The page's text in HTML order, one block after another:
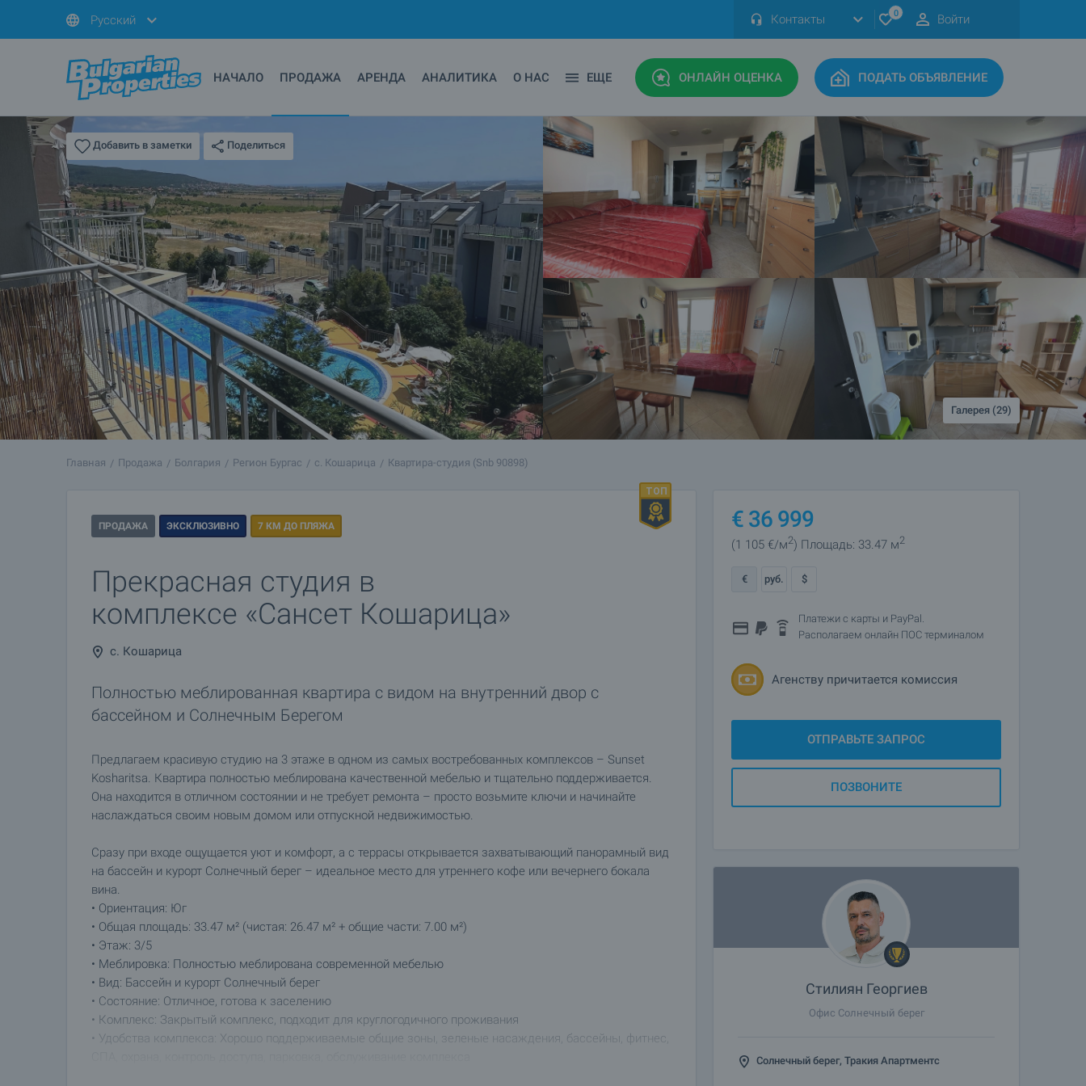
Русский Контакты 0 Войти
НАЧАЛО ПРОДАЖА АРЕНДА АНАЛИТИКА О НАС ЕЩЕ ОНЛАЙН ОЦЕНКА ПОДАТЬ ОБЪЯВЛЕНИЕ
Добавить в заметки Поделиться
Галерея (29)
Главная Продажа Болгария Регион Бургас с. Кошарица Квартира-студия (Snb 90898)
ПРОДАЖА ЭКСКЛЮЗИВНО 7 КМ ДО ПЛЯЖА
Прекрасная студия в
комплексе «Сансет Кошарица»
с. Кошарица
Полностью меблированная квартира с видом на внутренний двор с
бассейном и Солнечным Берегом
Предлагаем красивую студию на 3 этаже в одном из самых востребованных комплексов – Sunset
Kosharitsa. Квартира полностью меблирована качественной мебелью и тщательно поддерживается.
Она находится в отличном состоянии и не требует ремонта – просто возьмите ключи и начинайте
наслаждаться своим новым домом или отпускной недвижимостью.
Сразу при входе ощущается уют и комфорт, а с террасы открывается захватывающий панорамный вид
на бассейн и курорт Солнечный берег – идеальное место для утреннего кофе или вечернего бокала
вина.
• Ориентация: Юг
• Общая площадь: 33.47 м² (чистая: 26.47 м² + общие части: 7.00 м²)
• Этаж: 3/5
• Меблировка: Полностью меблирована современной мебелью
• Вид: Бассейн и курорт Солнечный берег
• Состояние: Отличное, готова к заселению
• Комплекс: Закрытый комплекс, подходит для круглогодичного проживания
• Удобства комплекса: Хорошо поддерживаемые общие зоны, зеленые насаждения, бассейны, фитнес,
€ 36 999
(1 105 €/м2) Площадь: 33.47 м2
€ руб. $
Платежи с карты и PayPal.
Располагаем онлайн ПОС терминалом
Агенству причитается комиссия
ОТПРАВЬТЕ ЗАПРОС
ПОЗВОНИТЕ
Стилиян Георгиев
Офис Солнечный берег
Солнечный берег, Тракия Апартментс